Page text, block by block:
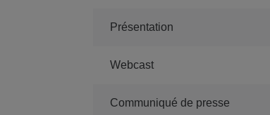
Présentation
Webcast
Communiqué de presse